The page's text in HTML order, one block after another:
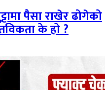
पैसा राखेर ढोगेको
के हो ?